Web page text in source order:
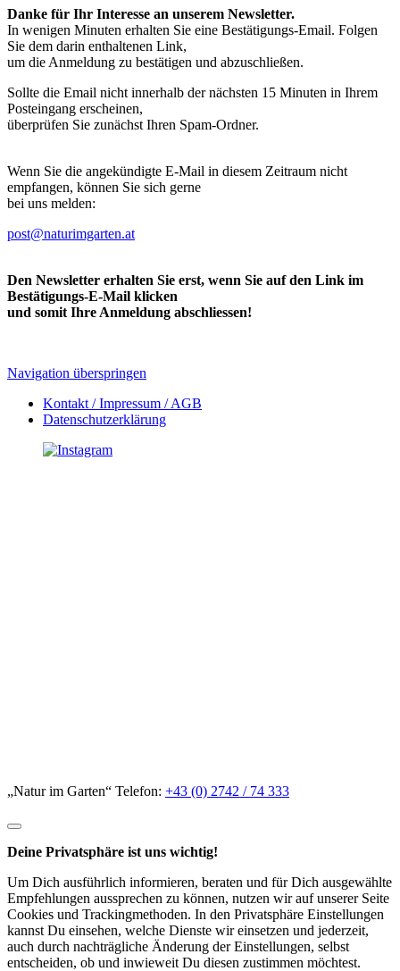
Danke für Ihr Interesse an unserem Newsletter.
In wenigen Minuten erhalten Sie eine Bestätigungs-Email. Folgen
Sie dem darin enthaltenen Link,
um die Anmeldung zu bestätigen und abzuschließen.
Sollte die Email nicht innerhalb der nächsten 15 Minuten in Ihrem
Posteingang erscheinen,
überprüfen Sie zunächst Ihren Spam-Ordner.
Wenn Sie die angekündigte E-Mail in diesem Zeitraum nicht
empfangen, können Sie sich gerne
bei uns melden:
post@naturimgarten.at
Den Newsletter erhalten Sie erst, wenn Sie auf den Link im
Bestätigungs-E-Mail klicken
und somit Ihre Anmeldung abschliessen!
Navigation überspringen
Kontakt / Impressum / AGB
Datenschutzerklärung
„Natur im Garten“ Telefon: +43 (0) 2742 / 74 333
Deine Privatsphäre ist uns wichtig!
Um Dich ausführlich informieren, beraten und für Dich ausgewählte
Empfehlungen aussprechen zu können, nutzen wir auf unserer Seite
Cookies und Trackingmethoden. In den Privatsphäre Einstellungen
kannst Du einsehen, welche Dienste wir einsetzen und jederzeit,
auch durch nachträgliche Änderung der Einstellungen, selbst
entscheiden, ob und inwieweit Du diesen zustimmen möchtest.